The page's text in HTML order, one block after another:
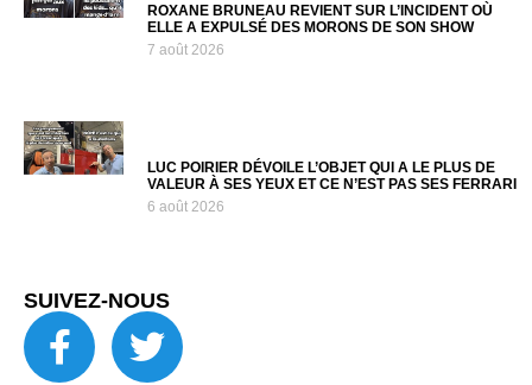
ROXANE BRUNEAU REVIENT SUR L’INCIDENT OÙ
ELLE A EXPULSÉ DES MORONS DE SON SHOW
7 août 2026
LUC POIRIER DÉVOILE L’OBJET QUI A LE PLUS DE
VALEUR À SES YEUX ET CE N’EST PAS SES FERRARI
6 août 2026
SUIVEZ-NOUS